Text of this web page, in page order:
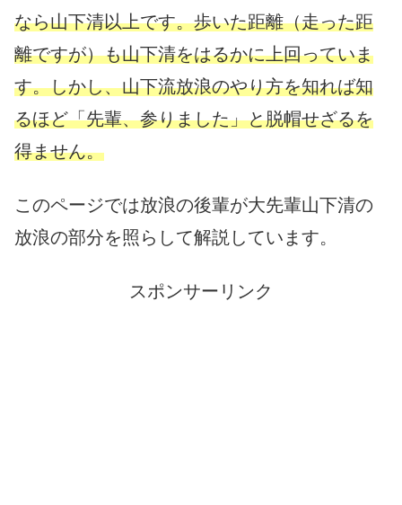
なら山下清以上です。歩いた距離（走った距
離ですが）も山下清をはるかに上回っていま
す。しかし、山下流放浪のやり方を知れば知
るほど「先輩、参りました」と脱帽せざるを
得ません。
このページでは放浪の後輩が大先輩山下清の
放浪の部分を照らして解説しています。
スポンサーリンク